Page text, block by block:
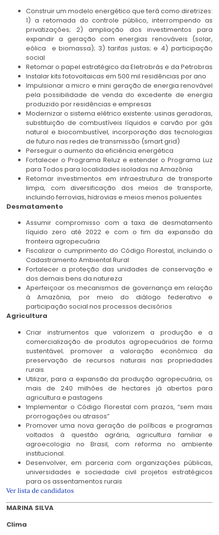
Construir um modelo energético que terá como diretrizes:
1) a retomada do controle público, interrompendo as
privatizações; 2) ampliação dos investimentos para
expandir a geração com energias renováveis (solar,
eólica e biomassa); 3) tarifas justas; e 4) participação
social
Retomar o papel estratégico da Eletrobrás e da Petrobras
Instalar kits fotovoltaicas em 500 mil residências por ano
Impulsionar a micro e mini geração de energia renovável
pela possibilidade de venda do excedente de energia
produzido por residências e empresas
Modernizar o sistema elétrico existente: usinas geradoras,
substituição de combustíveis líquidos e carvão por gás
natural e biocombustível, incorporação das tecnologias
de futuro nas redes de transmissão (smart grid)
Perseguir o aumento da eficiência energética
Fortalecer o Programa Reluz e estender o Programa Luz
para Todos para localidades isoladas na Amazônia
Retomar investimentos em infraestrutura de transporte
limpa, com diversificação dos meios de transporte,
incluindo ferrovias, hidrovias e meios menos poluentes
Desmatamento
Assumir compromisso com a taxa de desmatamento
líquido zero até 2022 e com o fim da expansão da
fronteira agropecuária
Fiscalizar o cumprimento do Código Florestal, incluindo o
Cadastramento Ambiental Rural
Fortalecer a proteção das unidades de conservação e
dos demais bens da natureza
Aperfeiçoar os mecanismos de governança em relação
à Amazônia, por meio do diálogo federativo e
participação social nos processos decisórios
Agricultura
Criar instrumentos que valorizem a produção e a
comercialização de produtos agropecuários de forma
sustentável; promover a valoração econômica da
preservação de recursos naturais nas propriedades
rurais
Utilizar, para a expansão da produção agropecuária, os
mais de 240 milhões de hectares já abertos para
agricultura e pastagens
Implementar o Código Florestal com prazos, “sem mais
prorrogações ou atrasos”
Promover uma nova geração de políticas e programas
voltados à questão agrária, agricultura familiar e
agroecologia no Brasil, com reforma no ambiente
institucional.
Desenvolver, em parceria com organizações públicas,
universidades e sociedade civil projetos estratégicos
para os assentamentos rurais
Ver lista de candidatos
MARINA SILVA
Clima